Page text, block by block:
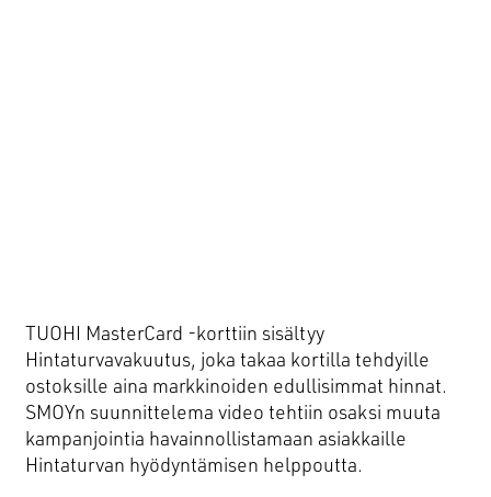
Asiakkuusmarkkinointi
Brändi ja identiteetti
Digitaaliset ratkaisut
Elintarvikkeiden markkinointi
TUOHI MasterCard -korttiin sisältyy
Hintaturvavakuutus, joka takaa kortilla tehdyille
ostoksille aina markkinoiden edullisimmat hinnat.
SMOYn suunnittelema video tehtiin osaksi muuta
kampanjointia havainnollistamaan asiakkaille
Hintaturvan hyödyntämisen helppoutta.